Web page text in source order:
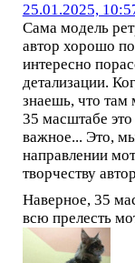
25.01.2025,
Сама модель
автор хорошо
интересно
детализации.
знаешь, что там
35 масштабе это
важное... Это,
направлении
творчеству
Наверное, 35
всю прелесть